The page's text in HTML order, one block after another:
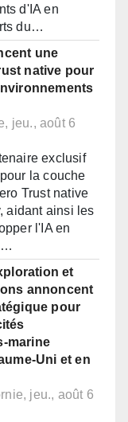
d'IA en
du…
une
native pour
jeu., août 6
exclusif
la couche
Trust native
aidant ainsi les
l'IA en
et
annoncent
pour
marine
Uni et en
jeu., août 6